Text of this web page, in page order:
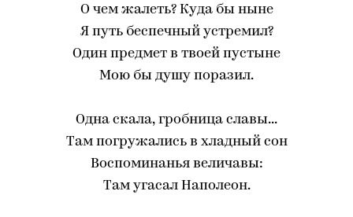
О чем жалеть? Куда бы ныне
Я путь беспечный устремил?
Один предмет в твоей пустыне
Мою бы душу поразил.
Одна скала, гробница славы...
Там погружались в хладный сон
Воспоминанья величавы:
Там угасал Наполеон.